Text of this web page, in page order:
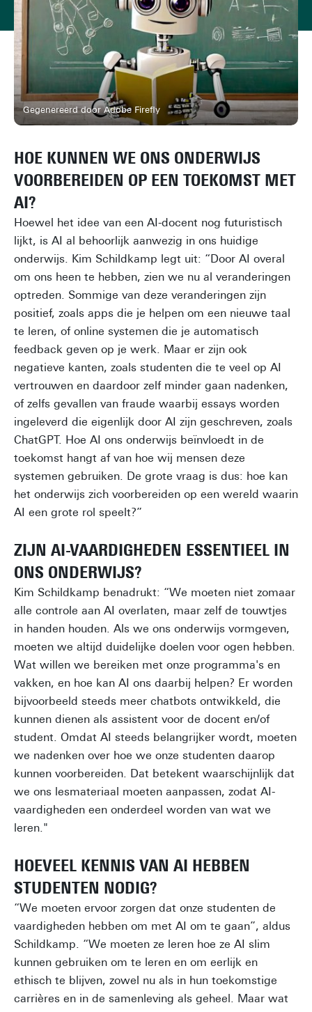
Gegenereerd door Adobe Firefly
HOE KUNNEN WE ONS ONDERWIJS
VOORBEREIDEN OP EEN TOEKOMST MET
AI?
Hoewel het idee van een AI-docent nog futuristisch
lijkt, is AI al behoorlijk aanwezig in ons huidige
onderwijs. Kim Schildkamp legt uit: “Door AI overal
om ons heen te hebben, zien we nu al veranderingen
optreden. Sommige van deze veranderingen zijn
positief, zoals apps die je helpen om een nieuwe taal
te leren, of online systemen die je automatisch
feedback geven op je werk. Maar er zijn ook
negatieve kanten, zoals studenten die te veel op AI
vertrouwen en daardoor zelf minder gaan nadenken,
of zelfs gevallen van fraude waarbij essays worden
ingeleverd die eigenlijk door AI zijn geschreven, zoals
ChatGPT. Hoe AI ons onderwijs beïnvloedt in de
toekomst hangt af van hoe wij mensen deze
systemen gebruiken. De grote vraag is dus: hoe kan
het onderwijs zich voorbereiden op een wereld waarin
AI een grote rol speelt?”
ZIJN AI-VAARDIGHEDEN ESSENTIEEL IN
ONS ONDERWIJS?
Kim Schildkamp benadrukt: “We moeten niet zomaar
alle controle aan AI overlaten, maar zelf de touwtjes
in handen houden. Als we ons onderwijs vormgeven,
moeten we altijd duidelijke doelen voor ogen hebben.
Wat willen we bereiken met onze programma's en
vakken, en hoe kan AI ons daarbij helpen? Er worden
bijvoorbeeld steeds meer chatbots ontwikkeld, die
kunnen dienen als assistent voor de docent en/of
student. Omdat AI steeds belangrijker wordt, moeten
we nadenken over hoe we onze studenten daarop
kunnen voorbereiden. Dat betekent waarschijnlijk dat
we ons lesmateriaal moeten aanpassen, zodat AI-
vaardigheden een onderdeel worden van wat we
leren."
HOEVEEL KENNIS VAN AI HEBBEN
STUDENTEN NODIG?
“We moeten ervoor zorgen dat onze studenten de
vaardigheden hebben om met AI om te gaan”, aldus
Schildkamp. “We moeten ze leren hoe ze AI slim
kunnen gebruiken om te leren en om eerlijk en
ethisch te blijven, zowel nu als in hun toekomstige
carrières en in de samenleving als geheel. Maar wat